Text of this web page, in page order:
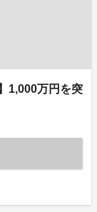
1,000万円を突